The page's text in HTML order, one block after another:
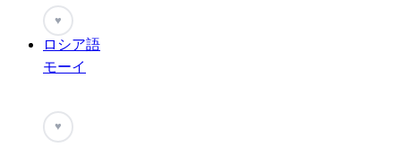
♥
ロシア語
モーイ
♥